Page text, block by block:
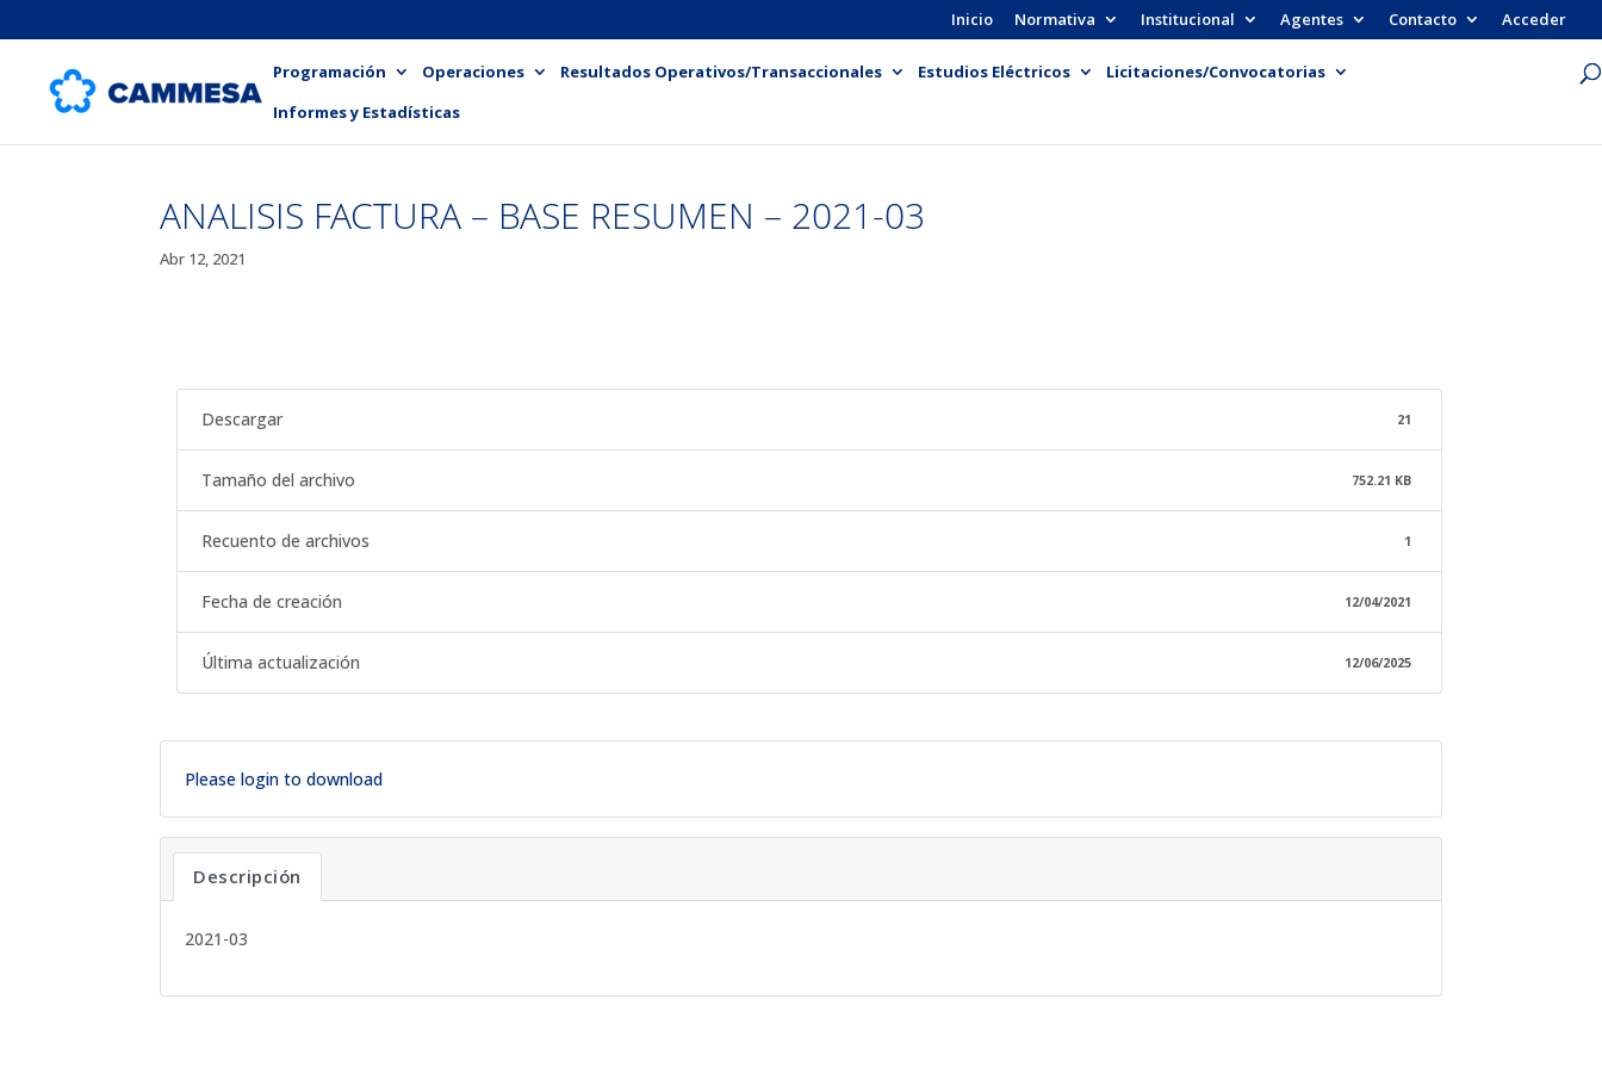
Inicio Normativa Institucional Agentes Contacto Acceder
Programación Operaciones Resultados Operativos/Transaccionales Estudios Eléctricos
Licitaciones/Convocatorias
Informes y Estadísticas
ANALISIS FACTURA – BASE RESUMEN – 2021-03
Abr 12, 2021
Descargar 21
Tamaño del archivo 752.21 KB
Recuento de archivos 1
Fecha de creación 12/04/2021
Última actualización 12/06/2025
Please login to download
Descripción
2021-03